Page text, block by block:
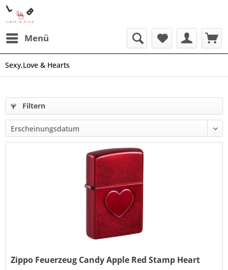
Menü
Sexy,Love & Hearts
Filtern
Zippo Feuerzeug Candy Apple Red Stamp Heart